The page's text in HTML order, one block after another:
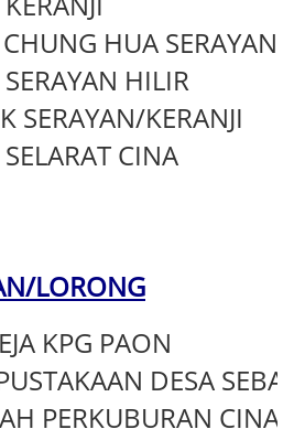
HUA SERAYAN/
HILIR
SERAYAN/KERANJI
CINA
LORONG
KPG PAON
DESA
PERKUBURAN CINA